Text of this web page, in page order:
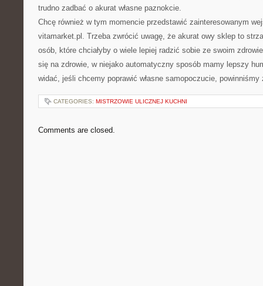
trudno zadbać o akurat własne paznokcie.
Chcę również w tym momencie przedstawić zainteresowanym
vitamarket.pl. Trzeba zwrócić uwagę, że akurat owy sklep to
osób, które chciałyby o wiele lepiej radzić sobie ze swoim
się na zdrowie, w niejako automatyczny sposób mamy lepszy
widać, jeśli chcemy poprawić własne samopoczucie, powinniśmy
CATEGORIES: MISTRZOWIE ULICZNEJ KUCHNI
Comments are closed.